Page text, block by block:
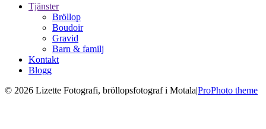
Tjänster
Bröllop
Boudoir
Gravid
Barn & familj
Kontakt
Blogg
© 2026 Lizette Fotografi, bröllopsfotograf i Motala|ProPhoto theme